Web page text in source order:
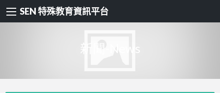
SEN 特殊教育資訊平台